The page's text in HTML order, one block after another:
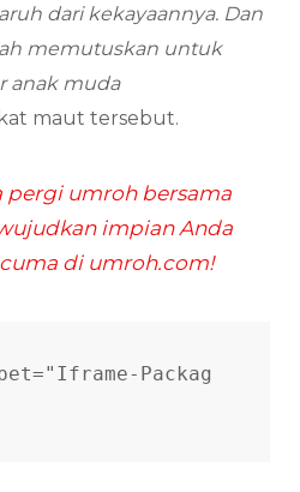
dari kekayaannya. Dan
memutuskan untuk
anak muda
maut tersebut.
pergi umroh bersama
impian Anda
di umroh.com!
Packag